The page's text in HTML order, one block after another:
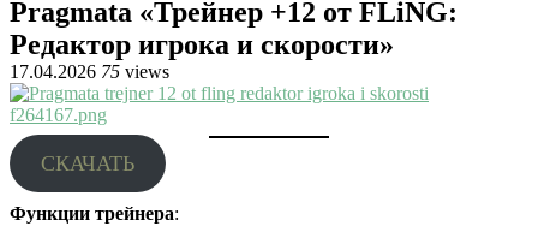
Pragmata «Трейнер +12 от FLiNG:
Редактор игрока и скорости»
17.04.2026 75 views
СКАЧАТЬ
Функции трейнера: